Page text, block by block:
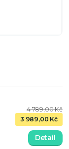
4 789,00 Kč
3 989,00 Kč
Detail